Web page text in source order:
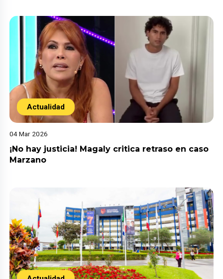
Actualidad
04 Mar 2026
¡No hay justicia! Magaly critica retraso en caso
Marzano